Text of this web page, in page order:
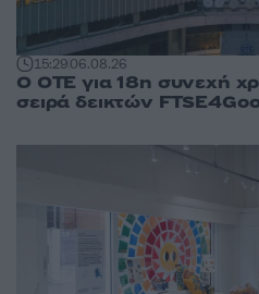
15:2906.08.26
Ο ΟΤΕ για 18η συνεχή
σειρά δεικτών